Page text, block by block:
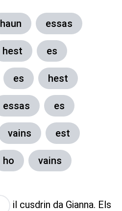
haun essas
hest es
es hest
essas es
vains est
ho vains
il cusdrin da Gianna. Els